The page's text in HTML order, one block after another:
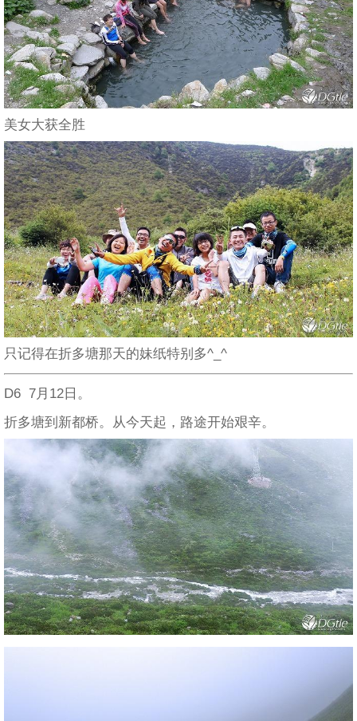
美女大获全胜
只记得在折多塘那天的妹纸特别多^_^
D6 7月12日。
折多塘到新都桥。从今天起，路途开始艰辛。